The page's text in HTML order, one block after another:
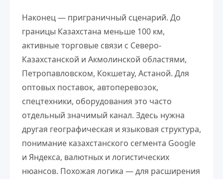
Наконец — приграничный сценарий. До
границы Казахстана меньше 100 км,
активные торговые связи с Северо-
Казахстанской и Акмолинской областями,
Петропавловском, Кокшетау, Астаной. Для
оптовых поставок, автоперевозок,
спецтехники, оборудования это часто
отдельный значимый канал. Здесь нужна
другая географическая и языковая структура,
понимание казахстанского сегмента Google
и Яндекса, валютных и логистических
нюансов. Похожая логика — для расширения